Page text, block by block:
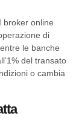
broker online
di
le banche
del transato
o cambia